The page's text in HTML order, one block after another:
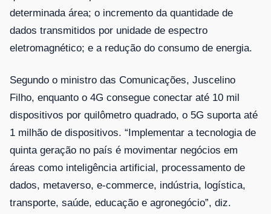
determinada área; o incremento da quantidade de
dados transmitidos por unidade de espectro
eletromagnético; e a redução do consumo de energia.
Segundo o ministro das Comunicações, Juscelino
Filho, enquanto o 4G consegue conectar até 10 mil
dispositivos por quilômetro quadrado, o 5G suporta até
1 milhão de dispositivos. “Implementar a tecnologia de
quinta geração no país é movimentar negócios em
áreas como inteligência artificial, processamento de
dados, metaverso, e-commerce, indústria, logística,
transporte, saúde, educação e agronegócio”, diz.